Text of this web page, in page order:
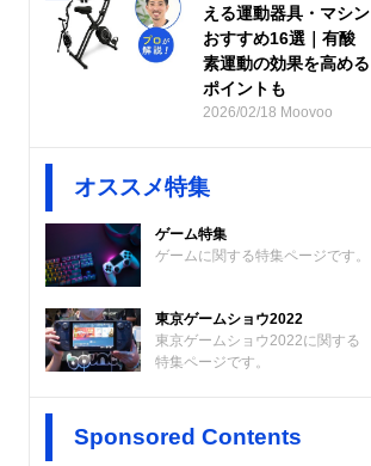
える運動器具・マシン
おすすめ16選｜有酸
素運動の効果を高める
ポイントも
2026/02/18 Moovoo
オススメ特集
ゲーム特集
ゲームに関する特集ページです。
東京ゲームショウ2022
東京ゲームショウ2022に関する
特集ページです。
Sponsored Contents